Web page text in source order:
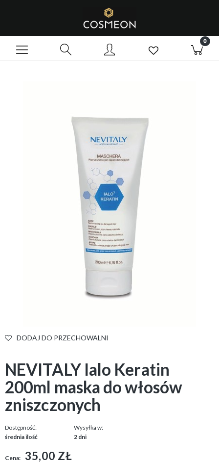
DODAJ DO PRZECHOWALNI
NEVITALY Ialo Keratin
200ml maska do włosów
zniszczonych
Dostępność:
średnia ilość
Wysyłka w:
2 dni
Cena: 35,00 ZŁ